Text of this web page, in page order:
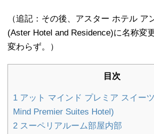
（追記：その後、アスター ホテル ア
(Aster Hotel and Residence)に名称変
変わらず。）
目次
1 アット マインド プレミア スイー
Mind Premier Suites Hotel)
2 スーペリアルーム部屋内部